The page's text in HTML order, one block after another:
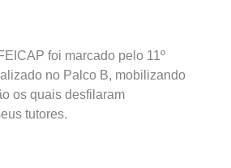
foi marcado pelo 11º
no Palco B, mobilizando
os quais desfilaram
tutores.